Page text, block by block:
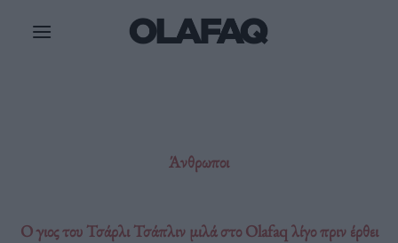
Άνθρωποι
Ο γιος του Τσάρλι Τσάπλιν μιλά στο Olafaq λίγο πριν έρθει